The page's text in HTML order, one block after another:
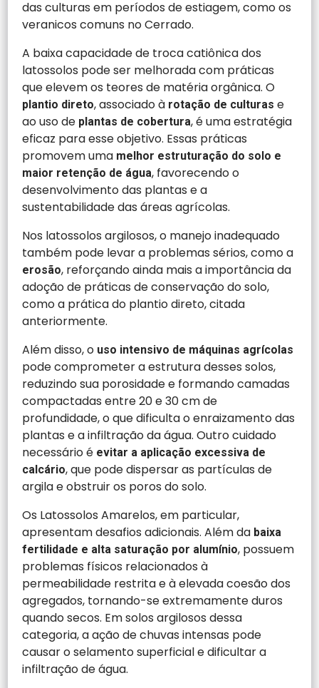
das culturas em períodos de estiagem, como os
veranicos comuns no Cerrado.
A baixa capacidade de troca catiônica dos
latossolos pode ser melhorada com práticas
que elevem os teores de matéria orgânica. O
plantio direto, associado à rotação de culturas e
ao uso de plantas de cobertura, é uma estratégia
eficaz para esse objetivo. Essas práticas
promovem uma melhor estruturação do solo e
maior retenção de água, favorecendo o
desenvolvimento das plantas e a
sustentabilidade das áreas agrícolas.
Nos latossolos argilosos, o manejo inadequado
também pode levar a problemas sérios, como a
erosão, reforçando ainda mais a importância da
adoção de práticas de conservação do solo,
como a prática do plantio direto, citada
anteriormente.
Além disso, o uso intensivo de máquinas agrícolas
pode comprometer a estrutura desses solos,
reduzindo sua porosidade e formando camadas
compactadas entre 20 e 30 cm de
profundidade, o que dificulta o enraizamento das
plantas e a infiltração da água. Outro cuidado
necessário é evitar a aplicação excessiva de
calcário, que pode dispersar as partículas de
argila e obstruir os poros do solo.
Os Latossolos Amarelos, em particular,
apresentam desafios adicionais. Além da baixa
fertilidade e alta saturação por alumínio, possuem
problemas físicos relacionados à
permeabilidade restrita e à elevada coesão dos
agregados, tornando-se extremamente duros
quando secos. Em solos argilosos dessa
categoria, a ação de chuvas intensas pode
causar o selamento superficial e dificultar a
infiltração de água.